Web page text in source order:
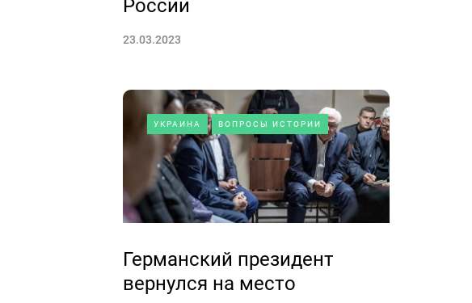
России
23.03.2023
УКРАИНА ВОПРОСЫ ИСТОРИИ
Германский президент
вернулся на место